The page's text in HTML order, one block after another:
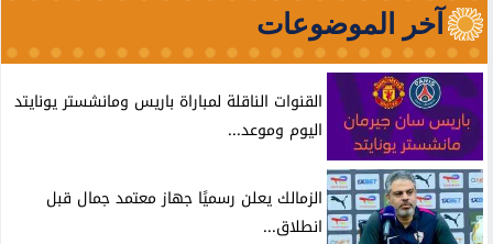
آخر الموضوعات
القنوات الناقلة لمباراة باريس ومانشستر يونايتد
اليوم وموعد...
الزمالك يعلن رسميًا جهاز معتمد جمال قبل
انطلاق...